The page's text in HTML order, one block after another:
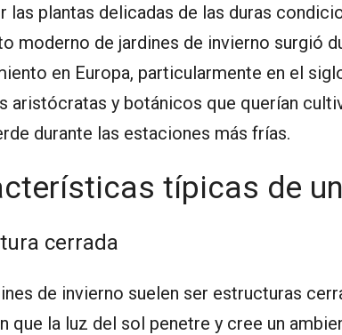
las plantas delicadas de las duras
moderno de jardines de invierno surgió
en Europa, particularmente en el
aristócratas y botánicos que querían
durante las estaciones más frías.
típicas de
cerrada
de invierno suelen ser estructuras
que la luz del sol penetre y cree un